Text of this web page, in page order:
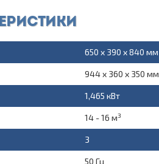
650 x 390 x 840 мм
944 x 360 x 350 мм
1,465 кВт
14 - 16 м3
3
50 Гц